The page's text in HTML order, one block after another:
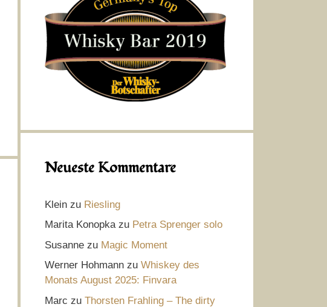
Neueste Kommentare
Klein zu Riesling
Marita Konopkazu Petra Sprenger solo
Susanne zu Magic Moment
Werner Hohmann zu Whiskey des
Monats August 2025: Finvara
Marc zu Thorsten Frahling – The dirty